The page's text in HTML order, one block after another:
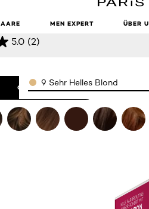
MEN EXPERT ÜBER
BLOND
5.0 (2)
ONLINE KAUFEN
Color9 Sehr Helles Blond